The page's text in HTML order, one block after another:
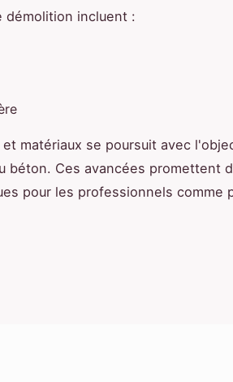
démolition incluent :
matériaux se poursuit avec
béton. Ces avancées promettent
pour les professionnels comme